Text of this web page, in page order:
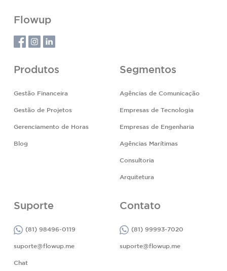
Flowup
Produtos
Gestão Financeira
Gestão de Projetos
Gerenciamento de Horas
Blog
Segmentos
Agências de Comunicação
Empresas de Tecnologia
Empresas de Engenharia
Agências Marítimas
Consultoria
Arquitetura
Suporte
(81) 98496-0119
suporte@flowup.me
Chat
Contato
(81) 99993-7020
suporte@flowup.me